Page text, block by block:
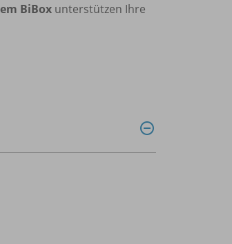
BiBox unterstützen Ihre